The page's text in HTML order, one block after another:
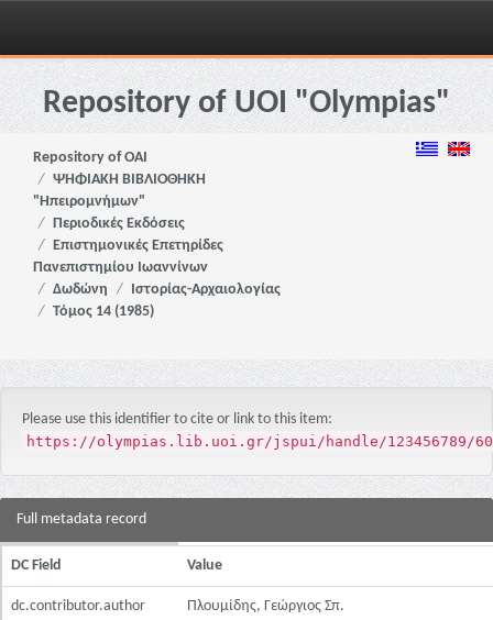
Skip
navigationRepository of UOI "Olympias"
Repository of OAI
ΨΗΦΙΑΚΗ ΒΙΒΛΙΟΘΗΚΗ
"Ηπειρομνήμων"
Περιοδικές Εκδόσεις
Επιστημονικές Επετηρίδες
Πανεπιστημίου Ιωαννίνων
Δωδώνη
Ιστορίας-Αρχαιολογίας
Τόμος 14 (1985)
Please use this identifier to cite or link to this item:
https://olympias.lib.uoi.gr/jspui/handle/123456789/
Full metadata record
DC Field Value
dc.contributor.author Πλουμίδης, Γεώργιος Σπ.